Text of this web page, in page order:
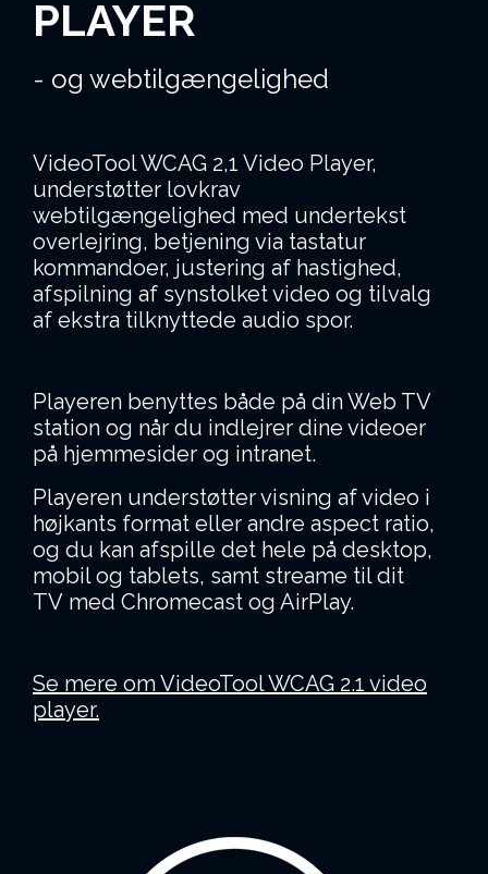
PLAYER
- og webtilgængelighed
VideoTool WCAG 2,1 Video Player,
understøtter lovkrav
webtilgængelighed med undertekst
overlejring, betjening via tastatur
kommandoer, justering af hastighed,
afspilning af synstolket video og tilvalg
af ekstra tilknyttede audio spor.
Playeren benyttes både på din Web TV
station og når du indlejrer dine videoer
på hjemmesider og intranet.
Playeren understøtter visning af video i
højkants format eller andre aspect ratio,
og du kan afspille det hele på desktop,
mobil og tablets, samt streame til dit
TV med Chromecast og AirPlay.
Se mere om VideoTool WCAG 2.1 video
player.